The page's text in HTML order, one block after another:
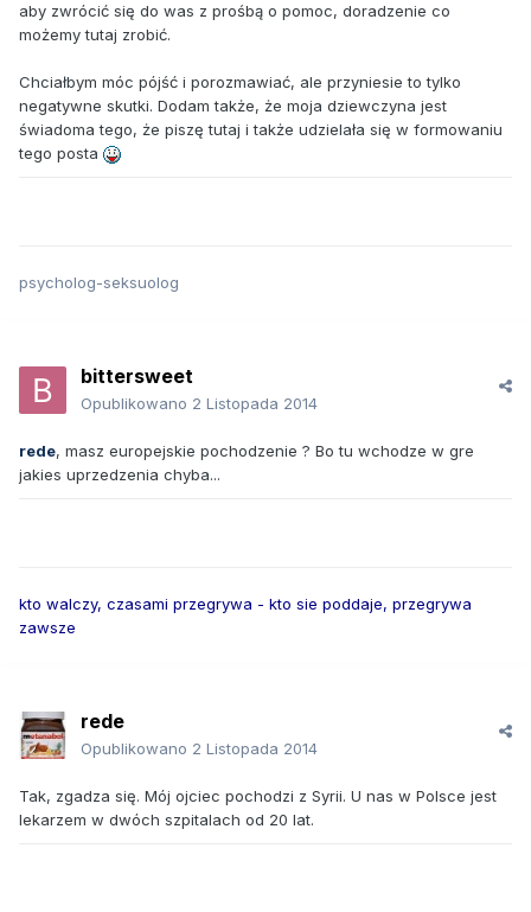
aby zwrócić się do was z prośbą o pomoc, doradzenie co
możemy tutaj zrobić.
Chciałbym móc pójść i porozmawiać, ale przyniesie to tylko
negatywne skutki. Dodam także, że moja dziewczyna jest
świadoma tego, że piszę tutaj i także udzielała się w formowaniu
tego posta
psycholog-seksuolog
bittersweet
Opublikowano 2 Listopada 2014
rede, masz europejskie pochodzenie ? Bo tu wchodze w gre
jakies uprzedzenia chyba...
kto walczy, czasami przegrywa - kto sie poddaje, przegrywa
zawsze
rede
Opublikowano 2 Listopada 2014
Tak, zgadza się. Mój ojciec pochodzi z Syrii. U nas w Polsce jest
lekarzem w dwóch szpitalach od 20 lat.